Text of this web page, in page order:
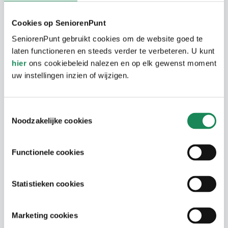
Cookies op SeniorenPunt
SeniorenPunt gebruikt cookies om de website goed te
laten functioneren en steeds verder te verbeteren. U kunt
hier ons cookiebeleid nalezen en op elk gewenst moment
uw instellingen inzien of wijzigen.
Noodzakelijke cookies
Functionele cookies
Statistieken cookies
Marketing cookies
Spoordonk. Eindhoven en Tilburg liggen op
circa 20 kilometer. De snelweg A58 is snel
bereikbaar. Met vele monumentale panden
en de elf omliggende natuurgebieden
noemt Oirschot zich met trots “Monument
in woningtypen. Van klein tot groot en met
voorzien van inbouwapparatuur in de
keuken zoals een inbouwkookplaat,
Oirschot graag met vragen over wonen,